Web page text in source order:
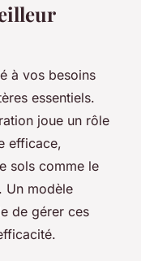
à vos besoins
essentiels.
joue un rôle
efficace,
sols comme le
Un modèle
de gérer ces